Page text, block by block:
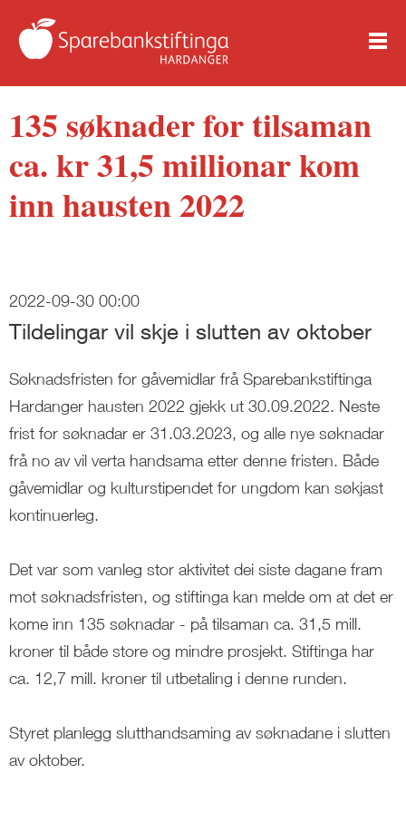
135 søknader for tilsaman
ca. kr 31,5 millionar kom
inn hausten 2022
2022-09-30 00:00
Tildelingar vil skje i slutten av oktober
Søknadsfristen for gåvemidlar frå Sparebankstiftinga
Hardanger hausten 2022 gjekk ut 30.09.2022. Neste
frist for søknadar er 31.03.2023, og alle nye søknadar
frå no av vil verta handsama etter denne fristen. Både
gåvemidlar og kulturstipendet for ungdom kan søkjast
kontinuerleg.
Det var som vanleg stor aktivitet dei siste dagane fram
mot søknadsfristen, og stiftinga kan melde om at det er
kome inn 135 søknadar - på tilsaman ca. 31,5 mill.
kroner til både store og mindre prosjekt. Stiftinga har
ca. 12,7 mill. kroner til utbetaling i denne runden.
Styret planlegg slutthandsaming av søknadane i slutten
av oktober.